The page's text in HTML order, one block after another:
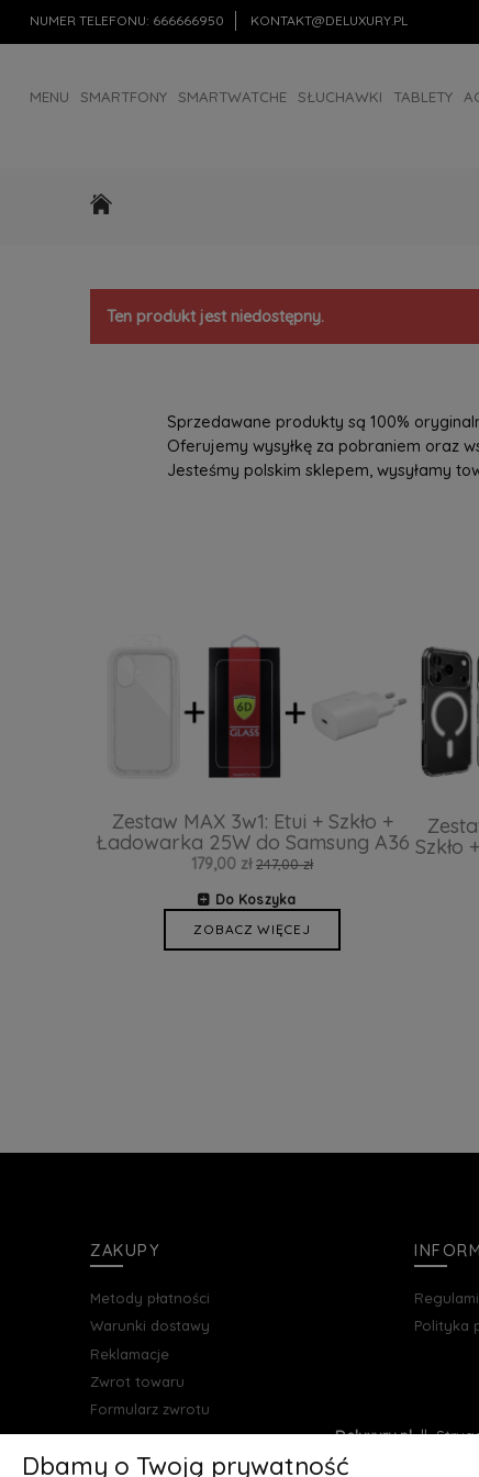
NUMER TELEFONU: 666666950 KONTAKT@DELUXURY.PL
MENU SMARTFONY SMARTWATCHE SŁUCHAWKI TABLETY
Ten produkt jest niedostępny.
Sprzedawane produkty są 100%
Oferujemy wysyłkę za pobraniem oraz
Jesteśmy polskim sklepem, wysyłamy
Zestaw MAX 3w1: Etui + Szkło +
Ładowarka 25W do Samsung A36
179,00 zł 247,00 zł
Do Koszyka
ZOBACZ WIĘCEJ
Szkło
ZAKUPY
Metody płatności
Warunki dostawy
Reklamacje
Zwrot towaru
Formularz zwrotu
Polityka
Deluxury.pl|| Struga
Dbamy o Twoją prywatność